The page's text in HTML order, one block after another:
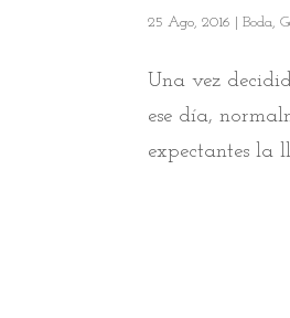
25 Ago, 2016 |Boda,
Una vez
ese día,
expectantes la